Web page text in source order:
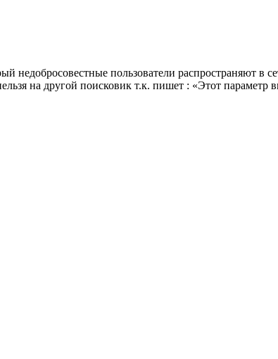
пользователи распространяют в
на другой поисковик т.к. пишет : «Этот